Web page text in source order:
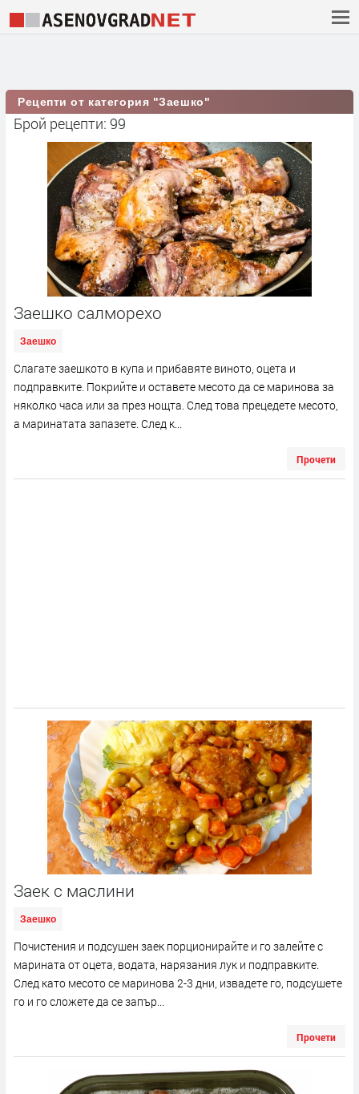
Рецепти от категория "Заешко"
Брой рецепти: 99
Заешко салморехо
Заешко
Слагате заешкото в купа и прибавяте виното, оцета и
подправките. Покрийте и оставете месото да се маринова за
няколко часа или за през нощта. След това прецедете месото,
а маринатата запазете. След к...
Прочети
Заек с маслини
Заешко
Почистения и подсушен заек порционирайте и го залейте с
марината от оцета, водата, нарязания лук и подправките.
След като месото се маринова 2-3 дни, извадете го, подсушете
го и го сложете да се запър...
Прочети